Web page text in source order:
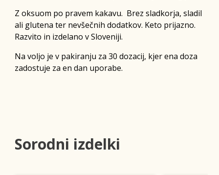
Z oksuom po pravem kakavu. Brez sladkorja, sladil
ali glutena ter nevšečnih dodatkov. Keto prijazno.
Razvito in izdelano v Sloveniji.
Na voljo je v pakiranju za 30 dozacij, kjer ena doza
zadostuje za en dan uporabe.
Sorodni izdelki